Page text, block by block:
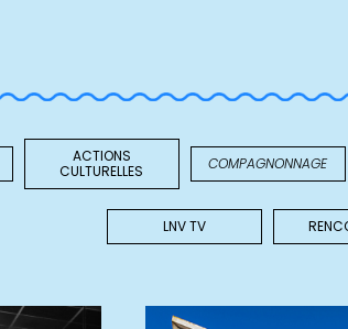
ACTIONS
CULTURELLES
COMPAGNONNAGE
LNV TV